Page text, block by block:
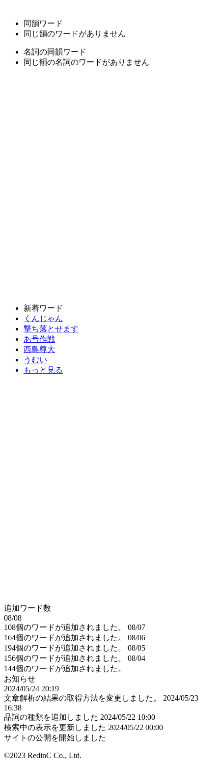
同韻ワード
同じ韻のワードがありません
名詞の同韻ワード
同じ韻の名詞のワードがありません
新着ワード
くんじゃん
撃ち落とせます
あ号作戦
西島尊大
うむい
もっと見る
追加ワード数
08/08
108個のワードが追加されました。
08/07
164個のワードが追加されました。
08/06
194個のワードが追加されました。
08/05
156個のワードが追加されました。
08/04
144個のワードが追加されました。
お知らせ
2024/05/24 20:19
文章解析の結果の取得方法を変更しました。
2024/05/23
16:38
品詞の種類を追加しました 2024/05/22 10:00
検索中の表示を更新しました 2024/05/22 00:00
サイトの公開を開始しました
©2023 RedinC Co., Ltd.